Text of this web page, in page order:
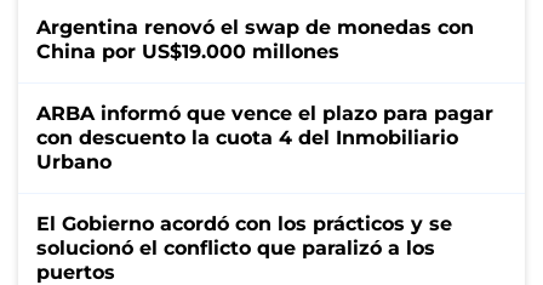
Argentina renovó el swap de monedas con
China por US$19.000 millones
ARBA informó que vence el plazo para pagar
con descuento la cuota 4 del Inmobiliario
Urbano
El Gobierno acordó con los prácticos y se
solucionó el conflicto que paralizó a los
puertos